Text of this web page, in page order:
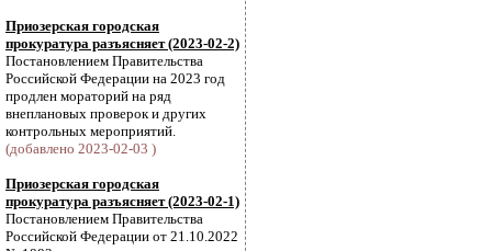
Приозерская городская
прокуратура разъясняет (2023-02-2)
Постановлением Правительства
Российской Федерации на 2023 год
продлен мораторий на ряд
внеплановых проверок и других
контрольных мероприятий.
(добавлено 2023-02-03 )
Приозерская городская
прокуратура разъясняет (2023-02-1)
Постановлением Правительства
Российской Федерации от 21.10.2022